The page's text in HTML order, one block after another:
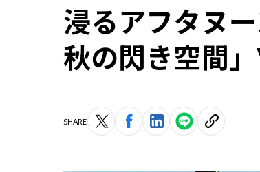
浸るアフタヌ
秋の閃き空間
SHARE